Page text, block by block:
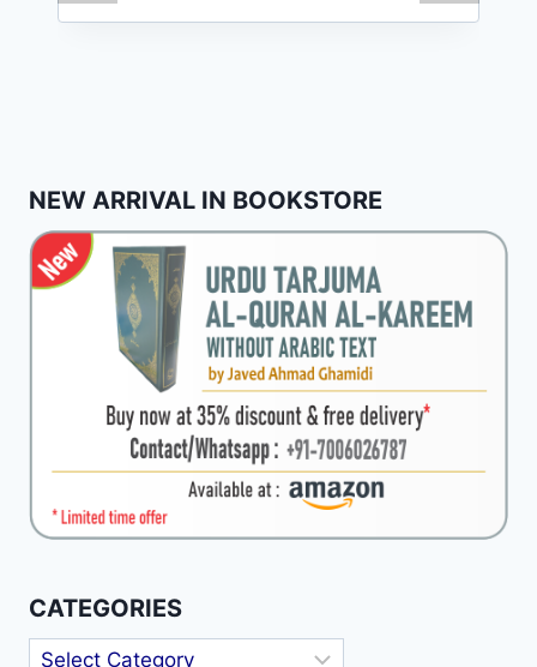
NEW ARRIVAL IN BOOKSTORE
CATEGORIES
Categories